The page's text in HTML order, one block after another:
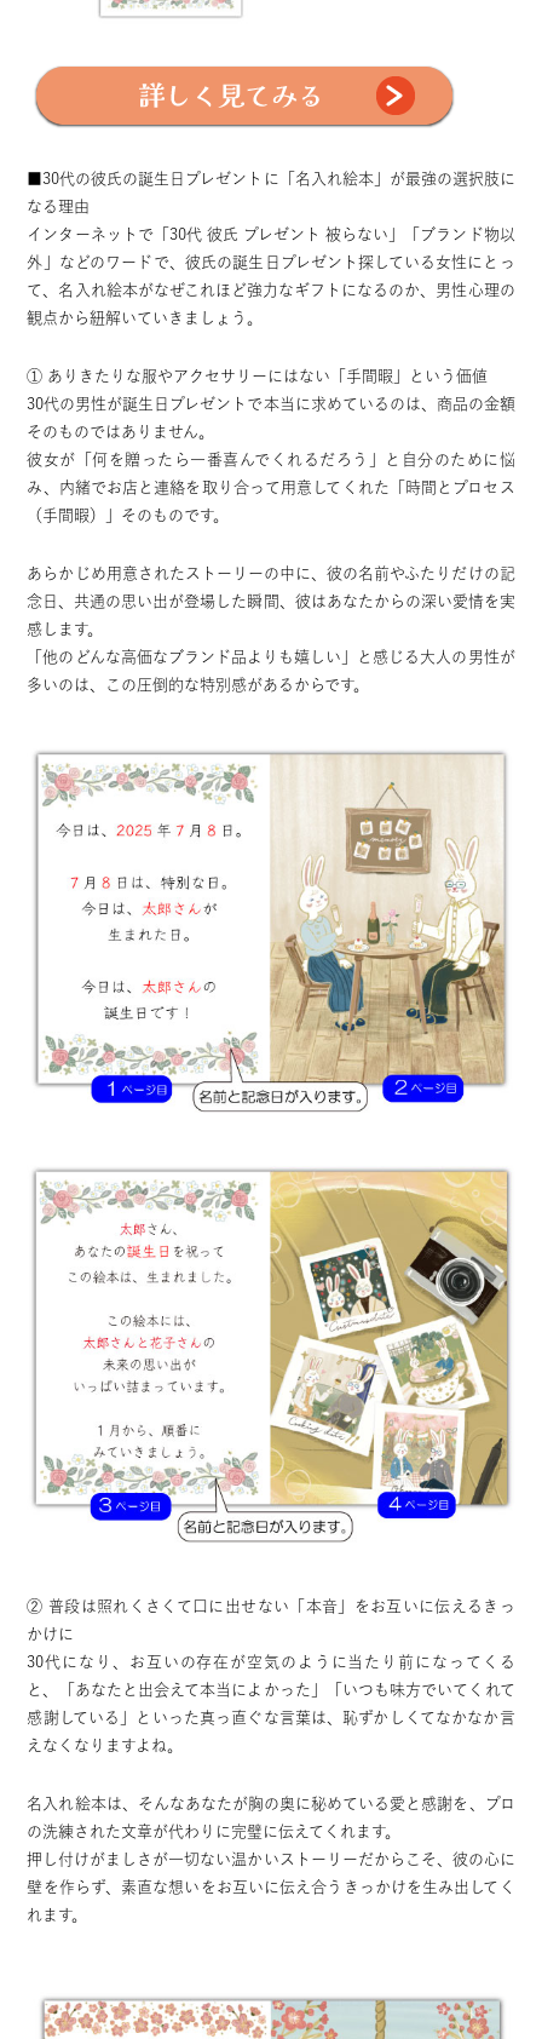
■30代の彼氏の誕生日プレゼントに「名入れ絵本」が最強の選択肢に
なる理由
インターネットで「30代 彼氏 プレゼント 被らない」「ブランド物以
外」などのワードで、彼氏の誕生日プレゼント探している女性にとっ
て、名入れ絵本がなぜこれほど強力なギフトになるのか、男性心理の
観点から紐解いていきましょう。
① ありきたりな服やアクセサリーにはない「手間暇」という価値
30代の男性が誕生日プレゼントで本当に求めているのは、商品の金額
そのものではありません。
彼女が「何を贈ったら一番喜んでくれるだろう」と自分のために悩
み、内緒でお店と連絡を取り合って用意してくれた「時間とプロセス
（手間暇）」そのものです。
あらかじめ用意されたストーリーの中に、彼の名前やふたりだけの記
念日、共通の思い出が登場した瞬間、彼はあなたからの深い愛情を実
感します。
「他のどんな高価なブランド品よりも嬉しい」と感じる大人の男性が
多いのは、この圧倒的な特別感があるからです。
② 普段は照れくさくて口に出せない「本音」をお互いに伝えるきっ
かけに
30代になり、お互いの存在が空気のように当たり前になってくる
と、「あなたと出会えて本当によかった」「いつも味方でいてくれて
感謝している」といった真っ直ぐな言葉は、恥ずかしくてなかなか言
えなくなりますよね。
名入れ絵本は、そんなあなたが胸の奥に秘めている愛と感謝を、プロ
の洗練された文章が代わりに完璧に伝えてくれます。
押し付けがましさが一切ない温かいストーリーだからこそ、彼の心に
壁を作らず、素直な想いをお互いに伝え合うきっかけを生み出してく
れます。